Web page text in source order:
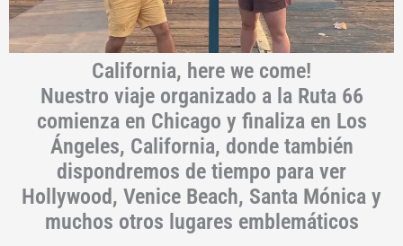
California, here we come!
Nuestro viaje organizado a la Ruta 66
comienza en Chicago y finaliza en Los
Ángeles, California, donde también
dispondremos de tiempo para ver
Hollywood, Venice Beach, Santa Mónica y
muchos otros lugares emblemáticos